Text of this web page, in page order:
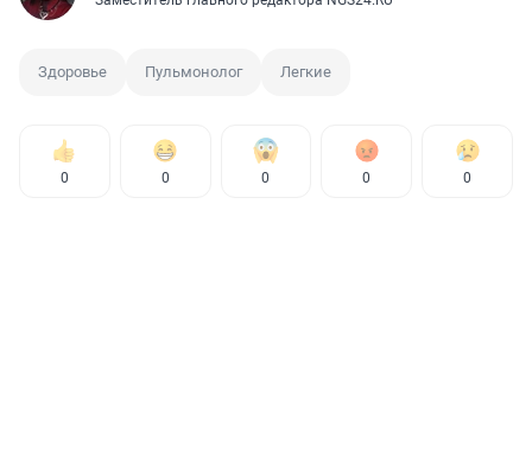
Здоровье Пульмонолог Легкие
0 0 0 0 0